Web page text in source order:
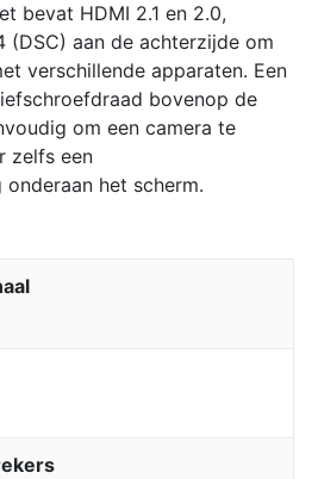
bevat HDMI 2.1 en 2.0,
(DSC) aan de achterzijde om
verschillende apparaten. Een
bovenop de
om een camera te
zelfs een
het scherm.